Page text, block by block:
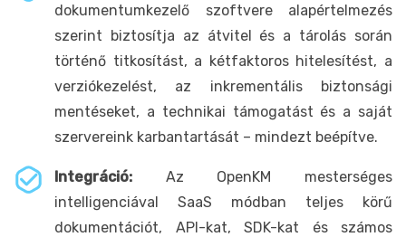
dokumentumkezelő szoftvere alapértelmezés
szerint biztosítja az átvitel és a tárolás során
történő titkosítást, a kétfaktoros hitelesítést, a
verziókezelést, az inkrementális biztonsági
mentéseket, a technikai támogatást és a saját
szervereink karbantartását – mindezt beépítve.
Integráció: Az OpenKM mesterséges
intelligenciával SaaS módban teljes körű
dokumentációt, API-kat, SDK-kat és számos